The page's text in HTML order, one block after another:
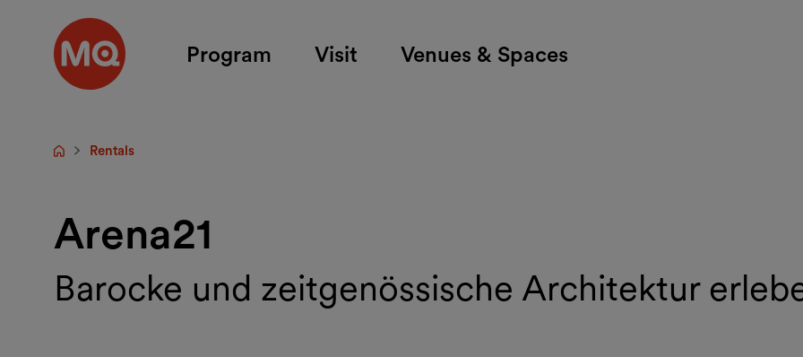
Program Visit Venues & Spaces
StartpageRentals
Arena21
Barocke und zeitgenössische Architektur